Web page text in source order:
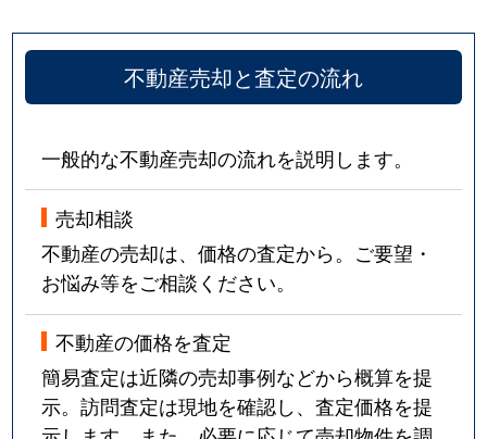
不動産売却と査定の流れ
一般的な不動産売却の流れを説明します。
売却相談
不動産の売却は、価格の査定から。ご要望・
お悩み等をご相談ください。
不動産の価格を査定
簡易査定は近隣の売却事例などから概算を提
示。訪問査定は現地を確認し、査定価格を提